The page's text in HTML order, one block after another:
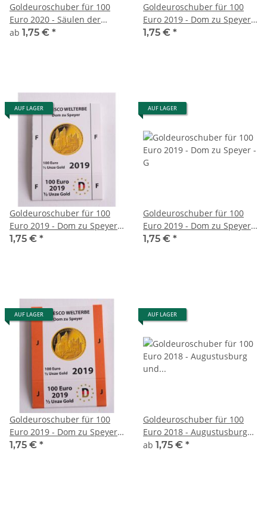
Goldeuroschuber für 100
Euro 2020 - Säulen der
Demokratie - Einigkeit
ab 1,75 € *
Goldeuroschuber für 100
Euro 2019 - Dom zu Speyer -
D
1,75 € *
AUF LAGER
Goldeuroschuber für 100
Euro 2019 - Dom zu Speyer -
F
1,75 € *
AUF LAGER
Goldeuroschuber für 100
Euro 2019 - Dom zu Speyer -
G
1,75 € *
AUF LAGER
Goldeuroschuber für 100
Euro 2019 - Dom zu Speyer -
J1,75 € *
AUF LAGER
Goldeuroschuber für 100
Euro 2018 - Augustusburg
und Falkenlust adfg oder j
ab 1,75 € *